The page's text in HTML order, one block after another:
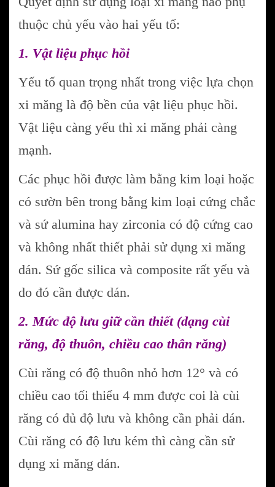
thuộc chủ yếu vào hai yếu tố:
1. Vật liệu phục hồi
Yếu tố quan trọng nhất trong việc lựa chọn
xi măng là độ bền của vật liệu phục hồi.
Vật liệu càng yếu thì xi măng phải càng
mạnh.
Các phục hồi được làm bằng kim loại hoặc
có sườn bên trong bằng kim loại cứng chắc
và sứ alumina hay zirconia có độ cứng cao
và không nhất thiết phải sử dụng xi măng
dán. Sứ gốc silica và composite rất yếu và
do đó cần được dán.
2. Mức độ lưu giữ cần thiết (dạng cùi
răng, độ thuôn, chiều cao thân răng)
Cùi răng có độ thuôn nhỏ hơn 12° và có
chiều cao tối thiểu 4 mm được coi là cùi
răng có đủ độ lưu và không cần phải dán.
Cùi răng có độ lưu kém thì càng cần sử
dụng xi măng dán.